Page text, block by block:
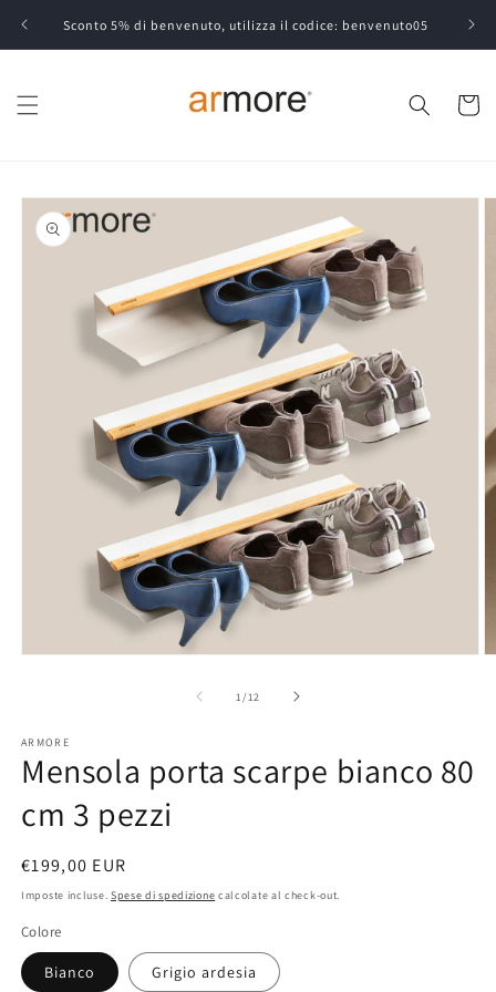
direttamente
Sconto 5% di benvenuto, utilizza il codice: benvenuto05
Carrello
Passa alle
informazioni
sul prodotto
finestra
modale
1 /su
12
ARMORE
Mensola porta scarpe bianco 80
cm 3 pezzi
Prezzo
di
€199,00 EUR
Imposte incluse. Spese di spedizione calcolate al check-out.
Colore
Bianco Grigio ardesia